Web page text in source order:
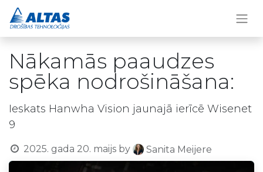
Nākamās paaudzes
spēka nodrošināšana:
Ieskats Hanwha Vision jaunajā ierīcē Wisenet
9
2025. gada 20. maijs by Sanita Meijere